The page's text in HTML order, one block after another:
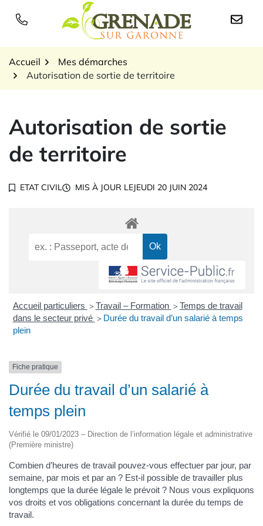
Logo Grenade sur
Accueil
Mes démarches
Autorisation de sortie de territoire
Autorisation de sortie
de territoire
ETAT CIVIL MIS À JOUR LEJEUDI 20 JUIN 2024
Accueil particuliers > Travail – Formation > Temps de travail
dans le secteur privé > Durée du travail d’un salarié à temps
plein
Fiche pratique
Durée du travail d’un salarié à
temps plein
Vérifié le 09/01/2023 – Direction de l’information légale et administrative
(Première ministre)
Combien d’heures de travail pouvez-vous effectuer par jour, par
semaine, par mois et par an ? Est-il possible de travailler plus
longtemps que la durée légale le prévoit ? Nous vous expliquons
vos droits et vos obligations concernant la durée du temps de
travail.